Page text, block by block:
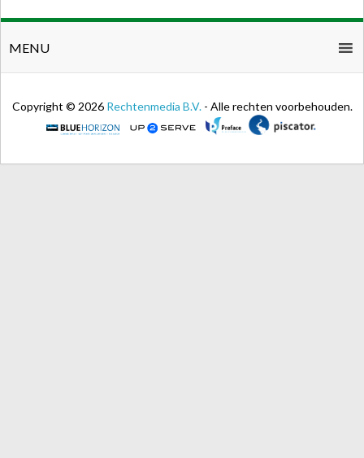
MENU
Copyright © 2026 Rechtenmedia B.V. - Alle rechten voorbehouden.